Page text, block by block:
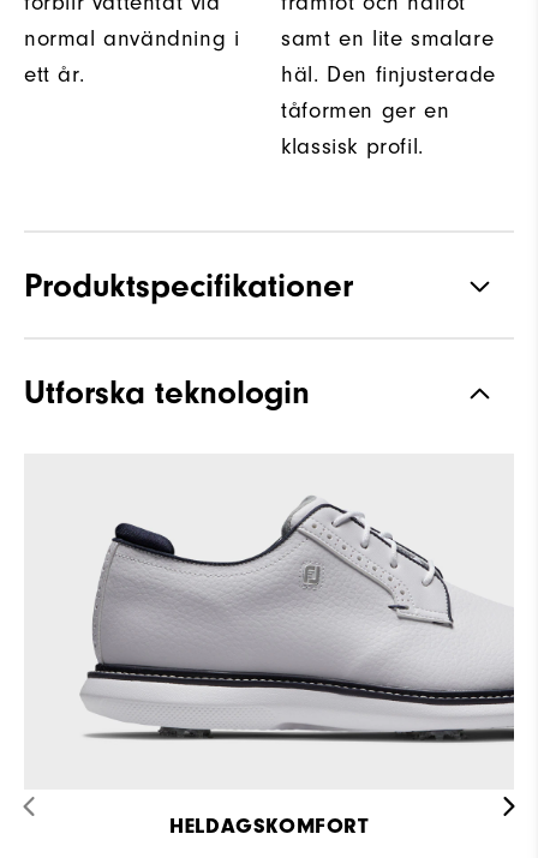
normal användning i
ett år.
samt en lite smalare
häl. Den finjusterade
tåformen ger en
klassisk profil.
Produktspecifikationer
Stabilitet Stödjande
Dämpning
Utforska teknologin
HELDAGSKOMFORT